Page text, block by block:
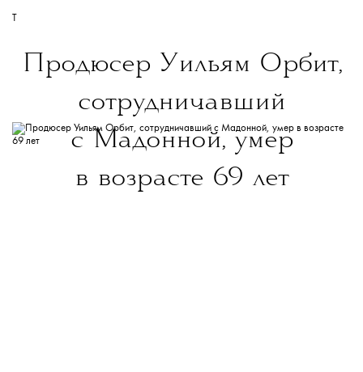
The Blueprint News
T
Продюсер Уильям Орбит,
сотрудничавший
с Мадонной, умер
в возрасте 69 лет